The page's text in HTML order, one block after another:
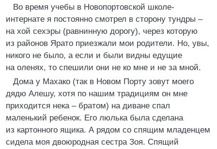
Во время учебы в Новопортовской школе-
интернате я постоянно смотрел в сторону тундры –
на хой сехэры (равнинную дорогу), через которую
из районов Ярато приезжали мои родители. Но, увы,
никого не было, а если и были видны едущие
на оленях, то спешили они не ко мне и не за мной.
Дома у Махако (так в Новом Порту зовут моего
дядю Алешу, хотя по нашим традициям он мне
приходится нека – братом) на диване спал
маленький ребенок. Его люлька была сделана
из картонного ящика. А рядом со спящим младенцем
сидела моя двоюродная сестра Зоя. Спящий